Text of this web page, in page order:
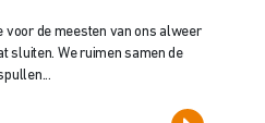
voor de meesten van ons alweer
sluiten. We ruimen samen de